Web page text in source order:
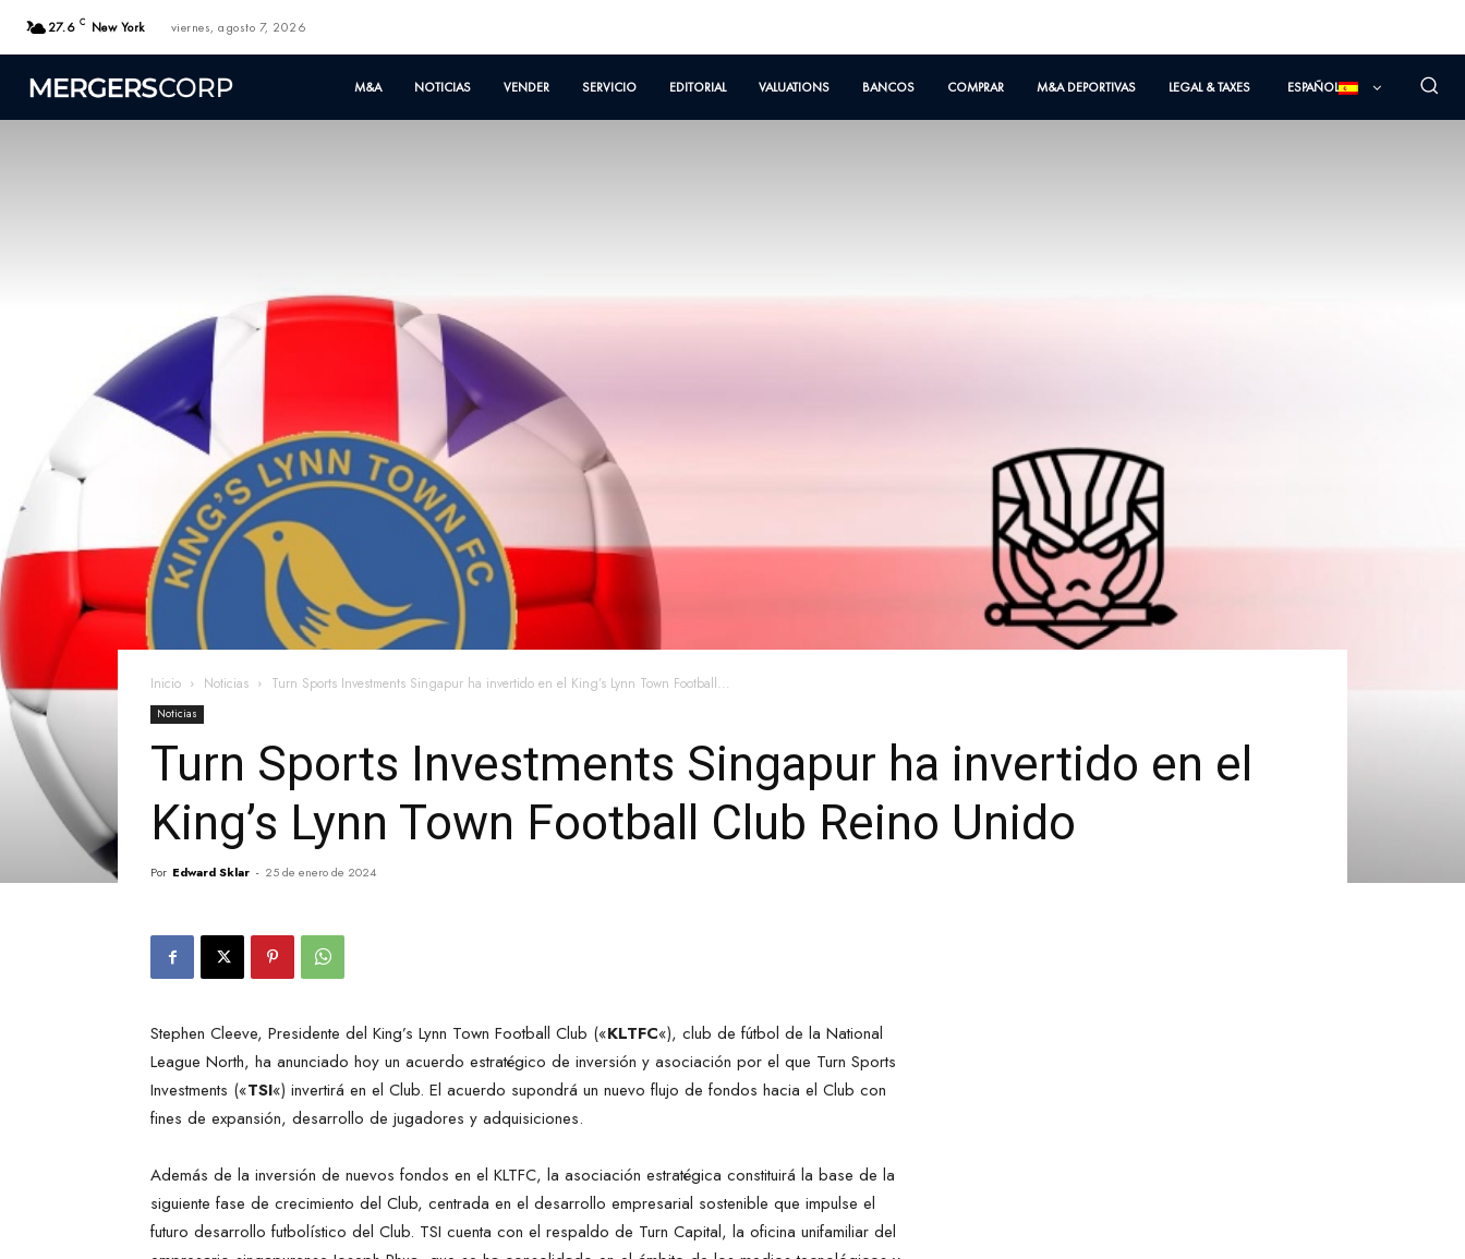
27.6 C New York viernes, agosto 7, 2026
M&A NOTICIAS VENDER SERVICIO EDITORIAL VALUATIONS BANCOS COMPRAR M&A DEPORTIVAS LEGAL & TAXES ESPAÑOL
Inicio Noticias Turn Sports Investments Singapur ha invertido en el King’s Lynn Town Football...
Noticias
Turn Sports Investments Singapur ha invertido en el
King’s Lynn Town Football Club Reino Unido
Por Edward Sklar - 25 de enero de 2024
Stephen Cleeve, Presidente del King’s Lynn Town Football Club («KLTFC«), club de fútbol de la National
League North, ha anunciado hoy un acuerdo estratégico de inversión y asociación por el que Turn Sports
Investments («TSI«) invertirá en el Club. El acuerdo supondrá un nuevo flujo de fondos hacia el Club con
fines de expansión, desarrollo de jugadores y adquisiciones.
Además de la inversión de nuevos fondos en el KLTFC, la asociación estratégica constituirá la base de la
siguiente fase de crecimiento del Club, centrada en el desarrollo empresarial sostenible que impulse el
futuro desarrollo futbolístico del Club. TSI cuenta con el respaldo de Turn Capital, la oficina unifamiliar del